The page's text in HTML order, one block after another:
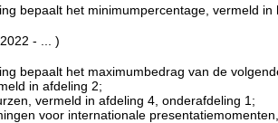
bepaalt het minimumpercentage, vermeld in
- ... )
bepaalt het maximumbedrag van de
in afdeling 2;
vermeld in afdeling 4, onderafdeling 1;
voor internationale